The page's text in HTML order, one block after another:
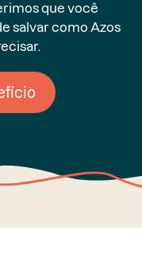
que você
salvar como Azos